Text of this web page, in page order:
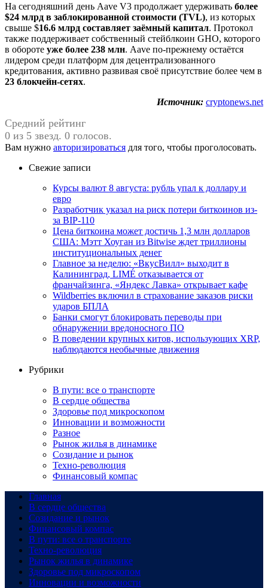
На сегодняшний день Aave V3 продолжает удерживать более
$24 млрд в заблокированной стоимости (TVL), из которых
свыше $16.6 млрд составляет заёмный капитал. Протокол
также поддерживает собственный стейблкоин GHO, которого
в обороте уже более 238 млн. Aave по-прежнему остаётся
лидером среди платформ для децентрализованного
кредитования, активно развивая своё присутствие более чем в
23 блокчейн-сетях.
Источник: cryptonews.net
Средний рейтинг
0 из 5 звезд. 0 голосов.
Вам нужно авторизироваться для того, чтобы проголосовать.
Свежие записи
Курсы валют 8 августа: рубль упал к доллару и
евро
Разработчик указал на риск потери биткоинов из-
за BIP-110
Цена биткоина может достичь 1,3 млн долларов
США: Мэтт Хоуган из Bitwise ждет триллионы
институциональных денег
Главное за неделю: «ВкусВилл» выходит в
Калининград, LIMÉ отказывается от
франчайзинга, «Яндекс Лавка» открывает кафе
Wildberries включил в страхование заказов риски
ударов БПЛА
Банки смогут блокировать переводы при
обнаружении вредоносного ПО
В поведении крупных китов, использующих XRP,
наблюдаются необычные движения
Рубрики
В пути: все о транспорте
В сердце общества
Здоровье под микроскопом
Инновации и возможности
Разное
Рынок жилья в динамике
Созидание и рынок
Техно-революция
Финансовый компас
Главная
В сердце общества
Созидание и рынок
Финансовый компас
В пути: все о транспорте
Техно-революция
Рынок жилья в динамике
Здоровье под микроскопом
Инновации и возможности